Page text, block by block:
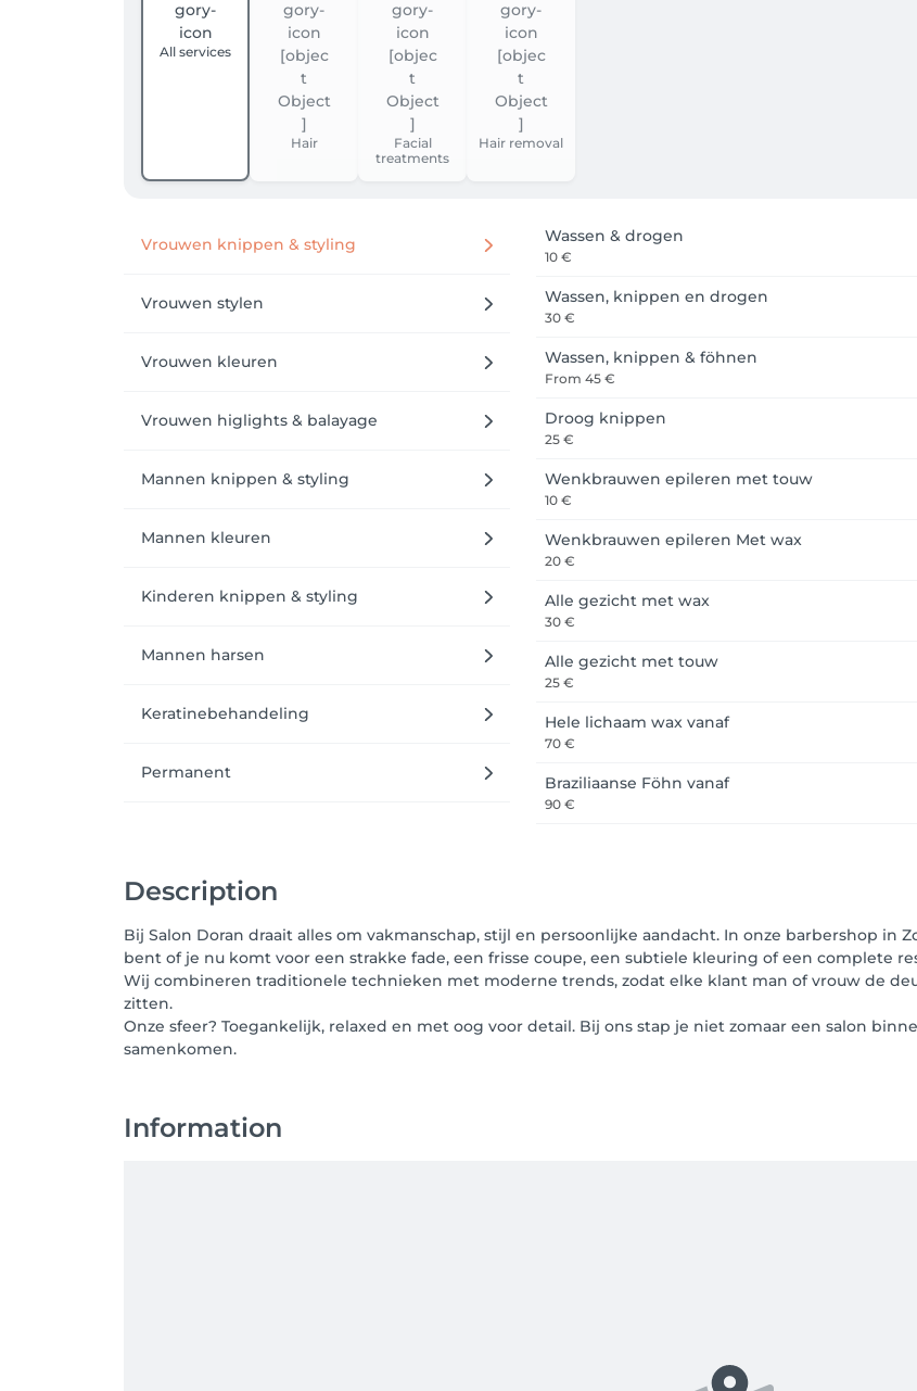
All services
Hair
Facial
treatments
Hair removal
Vrouwen knippen & styling
Vrouwen stylen
Vrouwen kleuren
Vrouwen higlights & balayage
Mannen knippen & styling
Mannen kleuren
Kinderen knippen & styling
Mannen harsen
Keratinebehandeling
Permanent
Wassen & drogen
10 €
Wassen, knippen en drogen
30 €
Wassen, knippen & föhnen
From 45 €
Droog knippen
25 €
Wenkbrauwen epileren met touw
10 €
Wenkbrauwen epileren Met wax
20 €
Alle gezicht met wax
30 €
Alle gezicht met touw
25 €
Hele lichaam wax vanaf
70 €
Braziliaanse Föhn vanaf
90 €
Description
Bij Salon Doran draait alles om vakmanschap, stijl en persoonlijke aandacht. In onze barbershop in
bent of je nu komt voor een strakke fade, een frisse coupe, een subtiele kleuring of een complete
Wij combineren traditionele technieken met moderne trends, zodat elke klant man of vrouw de
zitten.
Onze sfeer? Toegankelijk, relaxed en met oog voor detail. Bij ons stap je niet zomaar een salon
samenkomen.
Information